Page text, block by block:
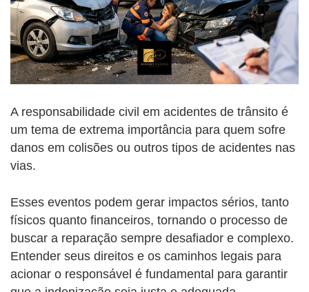
A responsabilidade civil em acidentes de trânsito é
um tema de extrema importância para quem sofre
danos em colisões ou outros tipos de acidentes nas
vias.
Esses eventos podem gerar impactos sérios, tanto
físicos quanto financeiros, tornando o processo de
buscar a reparação sempre desafiador e complexo.
Entender seus direitos e os caminhos legais para
acionar o responsável é fundamental para garantir